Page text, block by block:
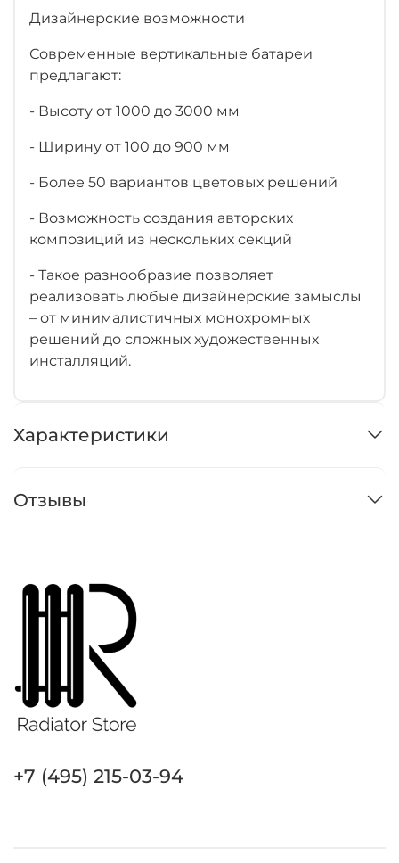
Дизайнерские возможности
Современные вертикальные батареи
предлагают:
- Высоту от 1000 до 3000 мм
- Ширину от 100 до 900 мм
- Более 50 вариантов цветовых решений
- Возможность создания авторских
композиций из нескольких секций
- Такое разнообразие позволяет
реализовать любые дизайнерские замыслы
– от минималистичных монохромных
решений до сложных художественных
инсталляций.
Характеристики
Отзывы
+7 (495) 215-03-94